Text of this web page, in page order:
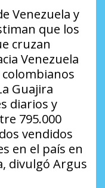
Venezuela y
que los
cruzan
Venezuela
Guajira
diarios y
795.000
vendidos
en el país en
divulgó Argus